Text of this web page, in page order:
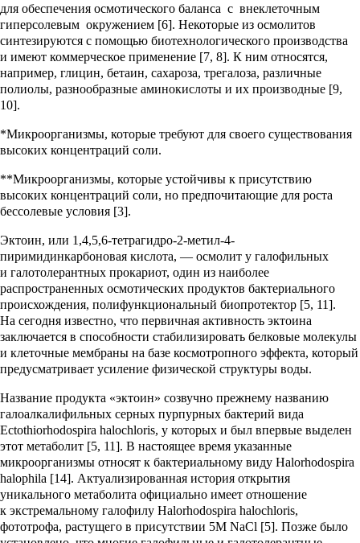
для обеспечения осмотического баланса с внеклеточным
гиперсолевым окружением [6]. Некоторые из осмолитов
синтезируются с помощью биотехнологического производства
и имеют коммерческое применение [7, 8]. К ним относятся,
например, глицин, бетаин, сахароза, трегалоза, различные
полиолы, разнообразные аминокислоты и их производные [9,
10].
*Микроорганизмы, которые требуют для своего существования
высоких концентраций соли.
**Микроорганизмы, которые устойчивы к присутствию
высоких концентраций соли, но предпочитающие для роста
бессолевые условия [3].
Эктоин, или 1,4,5,6-тетрагидро-2-метил-4-
пиримидинкарбоновая кислота, — осмолит у галофильных
и галотолерантных прокариот, один из наиболее
распространенных осмотических продуктов бактериального
происхождения, полифункциональный биопротектор [5, 11].
На сегодня известно, что первичная активность эктоина
заключается в способности стабилизировать белковые молекулы
и клеточные мембраны на базе космотропного эффекта, который
предусматривает усиление физической структуры воды.
Название продукта «эктоин» созвучно прежнему названию
галоалкалифильных серных пурпурных бактерий вида
Ectothiorhodospira halochloris, у которых и был впервые выделен
этот метаболит [5, 11]. В настоящее время указанные
микроорганизмы относят к бактериальному виду Halorhodospira
halорhila [14]. Актуализированная история открытия
уникального метаболита официально имеет отношение
к экстремальному галофилу Halorhodospira halосhloris,
фототрофа, растущего в присутствии 5M NaCl [5]. Позже было